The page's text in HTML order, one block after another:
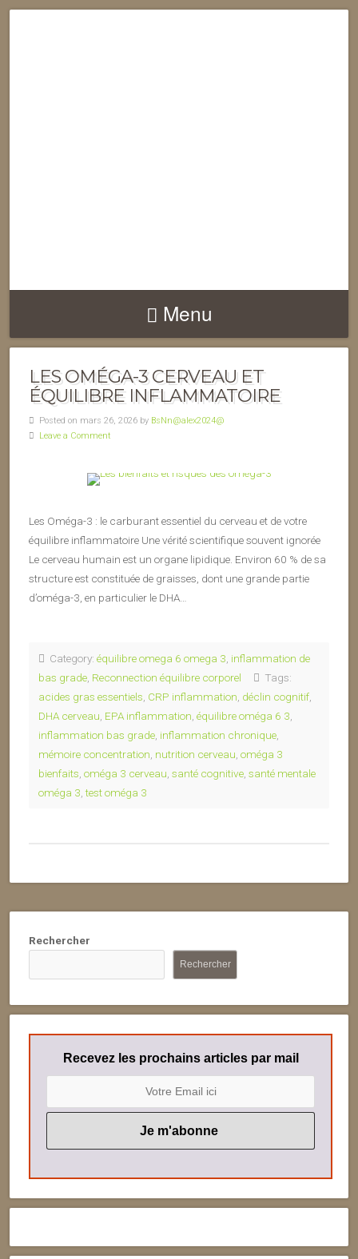
Menu
LES OMÉGA-3 CERVEAU ET
ÉQUILIBRE INFLAMMATOIRE
Posted on mars 26, 2026 by BsNn@alex2024@
Leave a Comment
Les Oméga-3 : le carburant essentiel du cerveau et de votre
équilibre inflammatoire Une vérité scientifique souvent ignorée
Le cerveau humain est un organe lipidique. Environ 60 % de sa
structure est constituée de graisses, dont une grande partie
d’oméga-3, en particulier le DHA…
Category: équilibre omega 6 omega 3 inflammation de
bas grade Reconnection équilibre corporel
Tags:
acides gras essentiels CRP inflammation déclin cognitif
DHA cerveau EPA inflammation équilibre oméga 6 3
inflammation bas grade inflammation chronique
mémoire concentration nutrition cerveau oméga 3
bienfaits oméga 3 cerveau santé cognitive santé mentale
oméga 3 ,test oméga 3
Rechercher
Rechercher
Recevez les prochains articles par mail